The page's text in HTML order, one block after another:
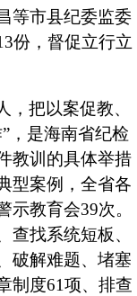
投资
董事
等市县纪委监委
份，督促立行立
，把以案促教、
，是海南省纪检
教训的具体举措
型案例，全省各
教育会39次。
查找系统短板、
破解难题、堵塞
制度61项、排查